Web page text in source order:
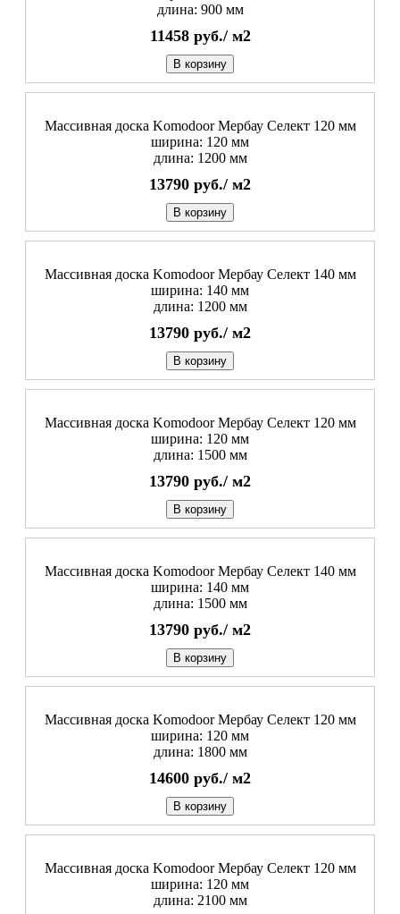
длина: 900 мм
11458 руб./ м2
В корзину
Массивная доска Komodoor Мербау Селект 120 мм
ширина: 120 мм
длина: 1200 мм
13790 руб./ м2
В корзину
Массивная доска Komodoor Мербау Селект 140 мм
ширина: 140 мм
длина: 1200 мм
13790 руб./ м2
В корзину
Массивная доска Komodoor Мербау Селект 120 мм
ширина: 120 мм
длина: 1500 мм
13790 руб./ м2
В корзину
Массивная доска Komodoor Мербау Селект 140 мм
ширина: 140 мм
длина: 1500 мм
13790 руб./ м2
В корзину
Массивная доска Komodoor Мербау Селект 120 мм
ширина: 120 мм
длина: 1800 мм
14600 руб./ м2
В корзину
Массивная доска Komodoor Мербау Селект 120 мм
ширина: 120 мм
длина: 2100 мм